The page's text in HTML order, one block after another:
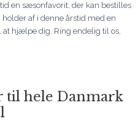
en sæsonfavorit, der kan bestilles
af i denne årstid med en
hjælpe dig. Ring endelig til os,
til hele Danmark